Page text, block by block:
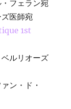
フェラン宛
医師宛
1st
ルリオーズ
ン・ド・